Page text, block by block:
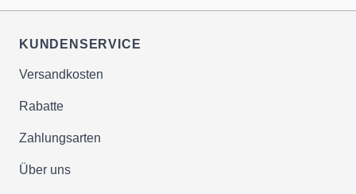
KUNDENSERVICE
Versandkosten
Rabatte
Zahlungsarten
Über uns